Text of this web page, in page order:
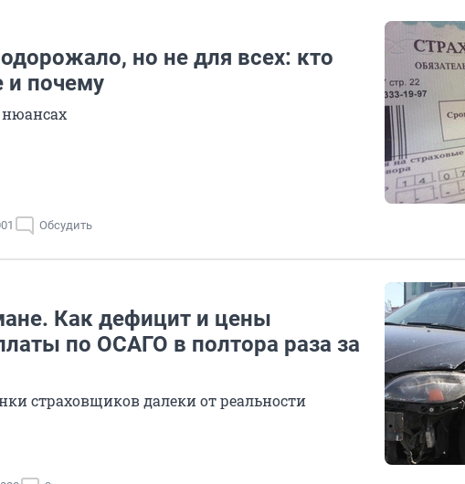
но не для всех: кто
и почему
нюансах
Обсудить
Как дефицит и цены
по ОСАГО в полтора раза за
страховщиков далеки от реальности